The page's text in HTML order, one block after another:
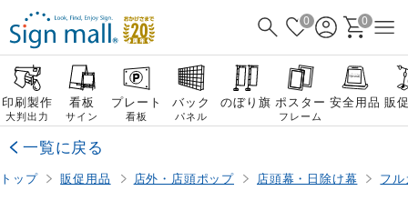
0 0
印刷製作
大判出力
看板
サイン
プレート
看板
バック
パネル
のぼり旗 ポスター
フレーム
安全用品 販
一覧に戻る
トップ 販促用品 店外・店頭ポップ 店頭幕・日除け幕 フ